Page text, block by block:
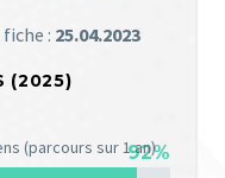
: 25.04.2023
(2025)
(parcours sur 1 an)
92%